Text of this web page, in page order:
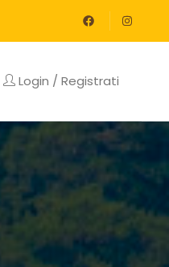
Login / Registrati